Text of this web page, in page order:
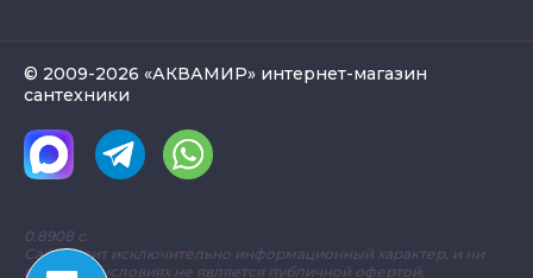
© 2009-2026 «АКВАМИР» интернет-магазин
сантехники
0.8908 с.
Сайт носит исключительно информационный характер, и ни
при каких условиях не является публичной офертой,